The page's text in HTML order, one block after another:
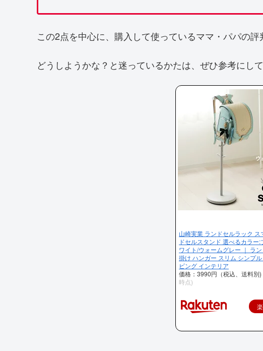
この2点を中心に、購入して使っているママ・パパの評
どうしようかな？と迷っているかたは、ぜひ参考にして
山崎実業 ランドセルラック ス
ドセルスタンド 選べるカラー:
ワイト/ウォームグレー ｜ ラ
掛け ハンガー スリム シンプル
ビング インテリア
価格：3990円（税込、送料別)
時点)